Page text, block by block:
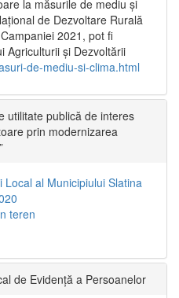
la măsurile de mediu și
de Dezvoltare Rurală
2021, pot fi
Agriculturii și Dezvoltării
de-mediu-si-clima.html
utilitate publică de interes
prin modernizarea
Local al Municipiului Slatina
teren
de Evidență a Persoanelor